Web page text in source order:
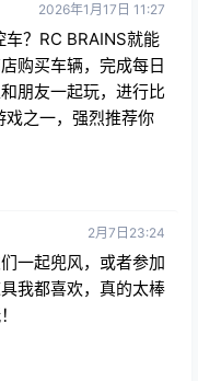
？RC BRAINS就能
购买车辆，完成每日
朋友一起玩，进行比
戏之一，强烈推荐你
一起兜风，或者参加
我都喜欢，真的太棒